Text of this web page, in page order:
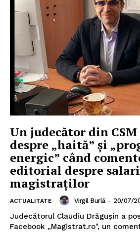
Un judecător din
despre „haită” și
energic” când
editorial despre
magistraților
ACTUALITATE Virgil Burlă - 20/07/
Judecătorul Claudiu Drăgușin a
Facebook „Magistrat.ro", un